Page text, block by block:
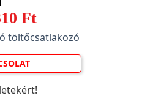
Ft
töltőcsatlakozó